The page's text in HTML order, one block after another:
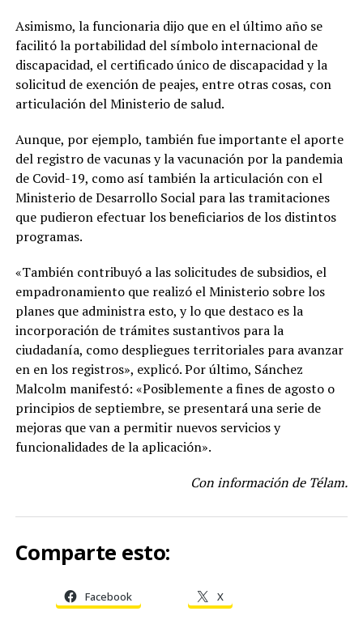
Asimismo, la funcionaria dijo que en el último año se
facilitó la portabilidad del símbolo internacional de
discapacidad, el certificado único de discapacidad y la
solicitud de exención de peajes, entre otras cosas, con
articulación del Ministerio de salud.
Aunque, por ejemplo, también fue importante el aporte
del registro de vacunas y la vacunación por la pandemia
de Covid-19, como así también la articulación con el
Ministerio de Desarrollo Social para las tramitaciones
que pudieron efectuar los beneficiarios de los distintos
programas.
«También contribuyó a las solicitudes de subsidios, el
empadronamiento que realizó el Ministerio sobre los
planes que administra esto, y lo que destaco es la
incorporación de trámites sustantivos para la
ciudadanía, como despliegues territoriales para avanzar
en en los registros», explicó. Por último, Sánchez
Malcolm manifestó: «Posiblemente a fines de agosto o
principios de septiembre, se presentará una serie de
mejoras que van a permitir nuevos servicios y
funcionalidades de la aplicación».
Con información de Télam.
Comparte esto:
Facebook X